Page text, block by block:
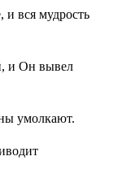
и вся мудрость
и Он вывел
умолкают.